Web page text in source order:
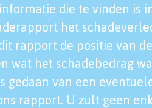
die te vinden is
het
rapport de positie van
wat het schadebedrag
gedaan van een
rapport. U zult geen